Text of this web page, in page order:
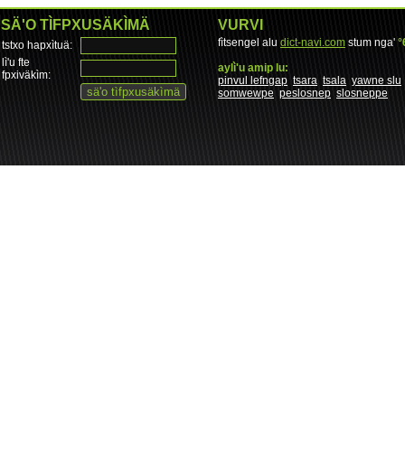
SÄ'O TÌFPXUSÄKÌMÄ
tstxo hapxìtuä:
lì'u fte
fpxiväkìm:
VURVI
fìtsengel alu dict-navi.com stum nga'
aylì'u amip lu:
pinvul lefngap tsara tsala yawne slu
somwewpe peslosnep slosneppe